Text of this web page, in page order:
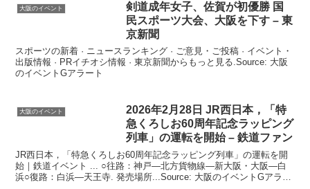
大阪のイベント
剣道成年女子、佐賀が初優勝 国
民スポーツ大会、 大阪を下す – 東
京新聞
スポーツの新着 · ニュースランキング · ご意見・ご投稿 · イベント・
出版情報 · PRイチオシ情報 · 東京新聞からもっと見る.Source: 大阪
のイベントGアラート
大阪のイベント
2026年2月28日 JR西日本，「特
急くろしお60周年記念ラッピング
列車」の運転を開始 – 鉄道ファン
JR西日本，「特急くろしお60周年記念ラッピング列車」の運転を開
始｜鉄道イベント ... ○往路：神戸—北方貨物線—新大阪・大阪—白
浜○復路：白浜—天王寺. 発売場所...Source: 大阪のイベントGアラー